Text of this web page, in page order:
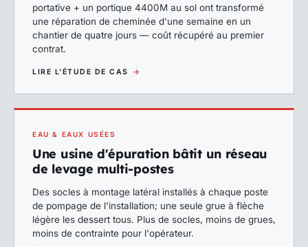
portative + un portique 4400M au sol ont transformé
une réparation de cheminée d'une semaine en un
chantier de quatre jours — coût récupéré au premier
contrat.
LIRE L'ÉTUDE DE CAS →
EAU & EAUX USÉES
Une usine d'épuration bâtit un réseau
de levage multi-postes
Des socles à montage latéral installés à chaque poste
de pompage de l'installation; une seule grue à flèche
légère les dessert tous. Plus de socles, moins de grues,
moins de contrainte pour l'opérateur.